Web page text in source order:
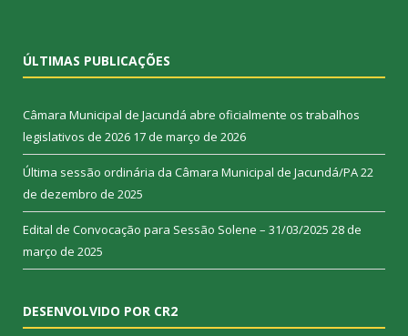
ÚLTIMAS PUBLICAÇÕES
Câmara Municipal de Jacundá abre oficialmente os trabalhos
legislativos de 2026 17 de março de 2026
Última sessão ordinária da Câmara Municipal de Jacundá/PA22
de dezembro de 2025
Edital de Convocação para Sessão Solene – 31/03/2025 28 de
março de 2025
DESENVOLVIDO POR CR2